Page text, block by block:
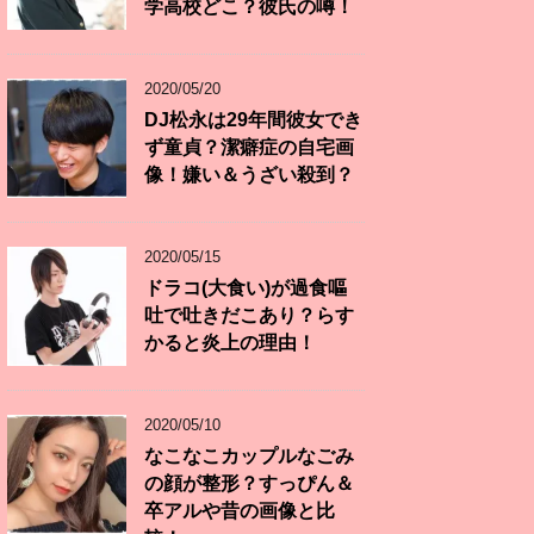
学高校どこ？彼氏の噂！
2020/05/20
DJ松永は29年間彼女でき
ず童貞？潔癖症の自宅画
像！嫌い＆うざい殺到？
2020/05/15
ドラコ(大食い)が過食嘔
吐で吐きだこあり？らす
かると炎上の理由！
2020/05/10
なこなこカップルなごみ
の顔が整形？すっぴん＆
卒アルや昔の画像と比